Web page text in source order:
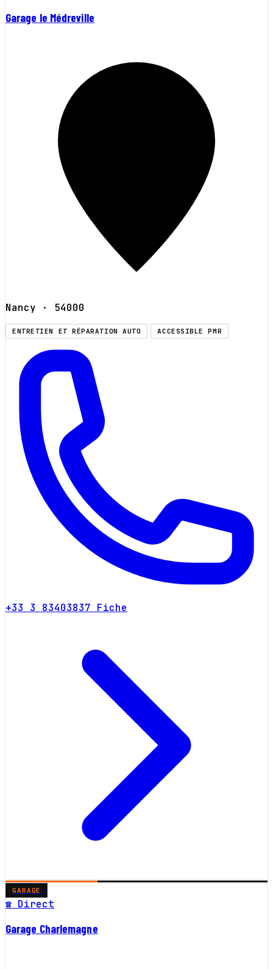
Garage le Médreville
Nancy · 54000
ENTRETIEN ET RÉPARATION AUTO ACCESSIBLE PMR
+33 3 83403837 Fiche
GARAGE
☎ Direct
Garage Charlemagne